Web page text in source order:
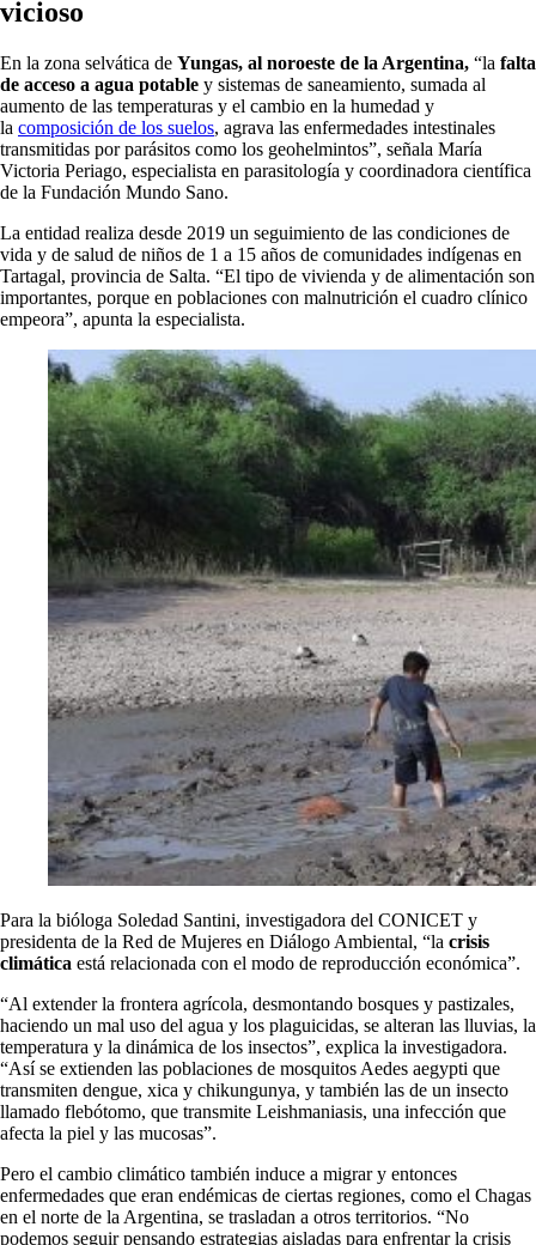
vicioso
En la zona selvática de Yungas, al noroeste de la Argentina, “la falta
de acceso a agua potable y sistemas de saneamiento, sumada al
aumento de las temperaturas y el cambio en la humedad y
la composición de los suelos, agrava las enfermedades intestinales
transmitidas por parásitos como los geohelmintos”, señala María
Victoria Periago, especialista en parasitología y coordinadora científica
de la Fundación Mundo Sano.
La entidad realiza desde 2019 un seguimiento de las condiciones de
vida y de salud de niños de 1 a 15 años de comunidades indígenas en
Tartagal, provincia de Salta. “El tipo de vivienda y de alimentación son
importantes, porque en poblaciones con malnutrición el cuadro clínico
empeora”, apunta la especialista.
Para la bióloga Soledad Santini, investigadora del CONICET y
presidenta de la Red de Mujeres en Diálogo Ambiental, “la crisis
climática está relacionada con el modo de reproducción económica”.
“Al extender la frontera agrícola, desmontando bosques y pastizales,
haciendo un mal uso del agua y los plaguicidas, se alteran las lluvias, la
temperatura y la dinámica de los insectos”, explica la investigadora.
“Así se extienden las poblaciones de mosquitos Aedes aegypti que
transmiten dengue, xica y chikungunya, y también las de un insecto
llamado flebótomo, que transmite Leishmaniasis, una infección que
afecta la piel y las mucosas”.
Pero el cambio climático también induce a migrar y entonces
enfermedades que eran endémicas de ciertas regiones, como el Chagas
en el norte de la Argentina, se trasladan a otros territorios. “No
podemos seguir pensando estrategias aisladas para enfrentar la crisis